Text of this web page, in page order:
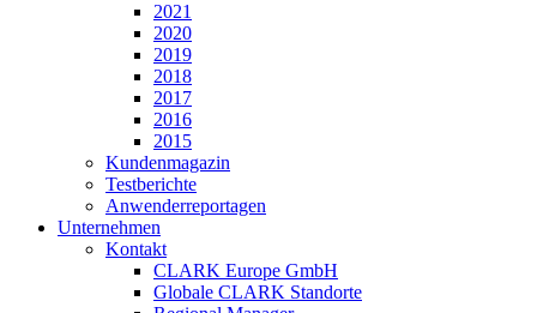
2021
2020
2019
2018
2017
2016
2015
Kundenmagazin
Testberichte
Anwenderreportagen
Unternehmen
Kontakt
CLARK Europe GmbH
Globale CLARK Standorte